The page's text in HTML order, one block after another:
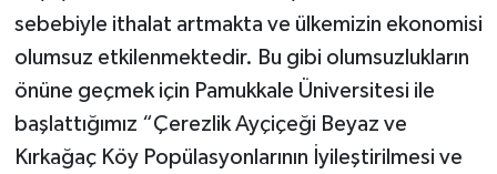
sebebiyle ithalat artmakta ve ülkemizin ekonomisi
olumsuz etkilenmektedir. Bu gibi olumsuzlukların
önüne geçmek için Pamukkale Üniversitesi ile
başlattığımız “Çerezlik Ayçiçeği Beyaz ve
Kırkağaç Köy Popülasyonlarının İyileştirilmesi ve